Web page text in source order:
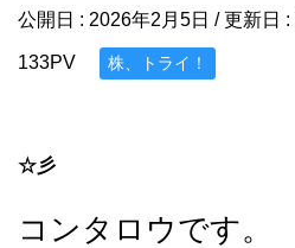
公開日 : 2026年2月5日 / 更新日 :
133PV 株、トライ！
☆彡
コンタロウです。